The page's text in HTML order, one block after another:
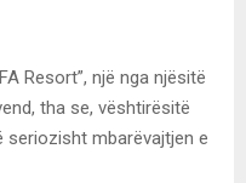
Resort”, një nga njësitë
tha se, vështirësitë
seriozisht mbarëvajtjen e